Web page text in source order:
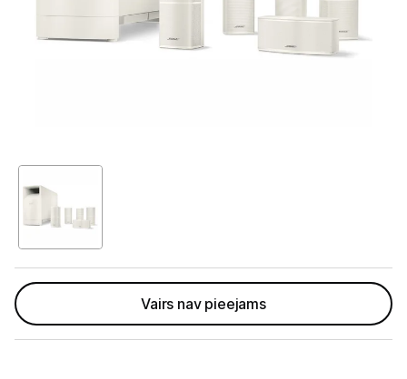
TV iekārtas
Soundbars
Skaļruņi
Bezvadu skaļruņi
Vairs nav pieejams